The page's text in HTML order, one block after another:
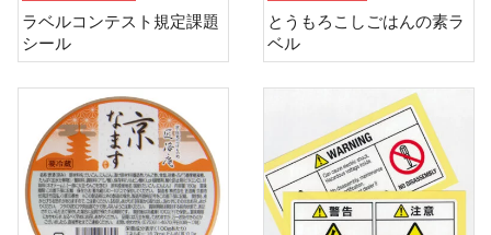
ラベルコンテスト規定課題
シール
とうもろこしごはんの素ラ
ベル